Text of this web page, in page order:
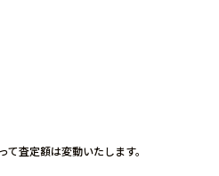
て査定額は変動いたします。